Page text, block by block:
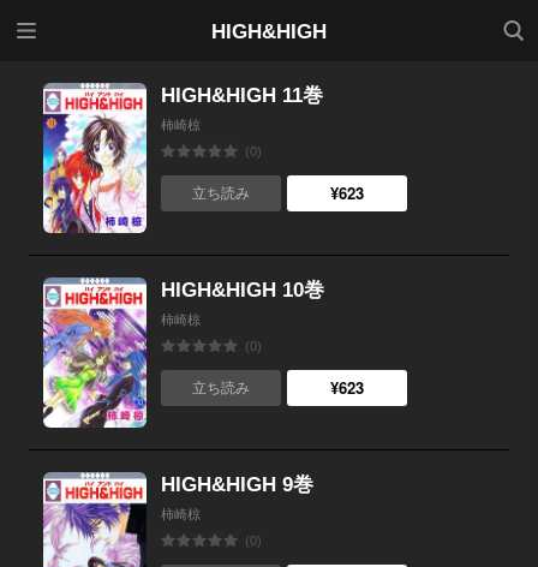
HIGH&HIGH
検索
HIGH&HIGH 11巻
柿崎椋
(0)
立ち読み ¥623
HIGH&HIGH 10巻
柿崎椋
(0)
立ち読み ¥623
HIGH&HIGH 9巻
柿崎椋
(0)